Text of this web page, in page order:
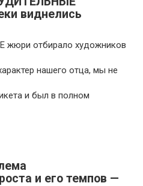
виднелись
отбирало художников
нашего отца, мы не
и был в полном
и его темпов —